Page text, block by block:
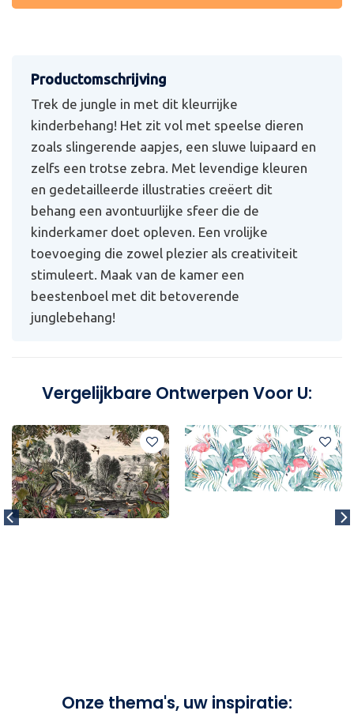
Trek de jungle in met dit kleurrijke
kinderbehang! Het zit vol met speelse dieren
zoals slingerende aapjes, een sluwe luipaard en
zelfs een trotse zebra. Met levendige kleuren
en gedetailleerde illustraties creëert dit
behang een avontuurlijke sfeer die de
kinderkamer doet opleven. Een vrolijke
toevoeging die zowel plezier als creativiteit
stimuleert. Maak van de kamer een
beestenboel met dit betoverende
junglebehang!
Vergelijkbare Ontwerpen Voor U:
Onze thema's, uw inspiratie: